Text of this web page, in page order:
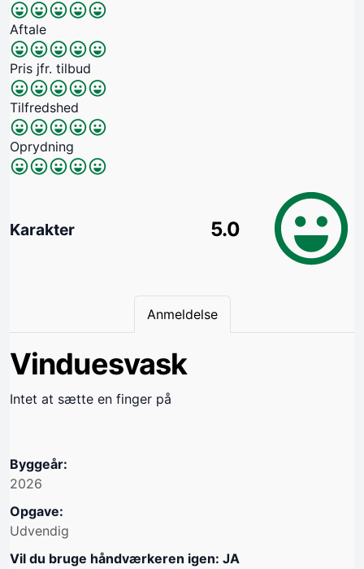
Aftale
Pris jfr. tilbud
Tilfredshed
Oprydning
Karakter 5.0
Anmeldelse
Vinduesvask
Intet at sætte en finger på
Byggeår:
2026
Opgave:
Udvendig
Vil du bruge håndværkeren igen: JA